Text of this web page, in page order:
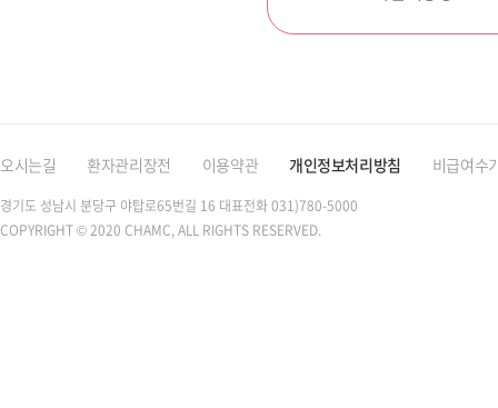
오시는길 환자관리장전 이용약관 개인정보처리방침 비급여수
경기도 성남시 분당구 야탑로65번길 16 대표전화 031)780-5000
COPYRIGHT © 2020 CHAMC, ALL RIGHTS RESERVED.